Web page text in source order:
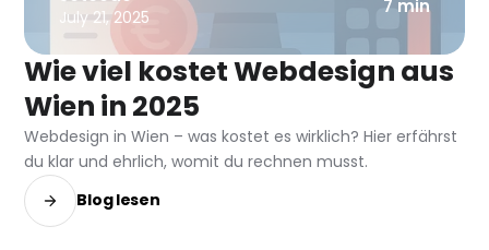
July 21, 2025 7 min
Wie viel kostet Webdesign aus
Wien in 2025
Webdesign in Wien – was kostet es wirklich? Hier erfährst
du klar und ehrlich, womit du rechnen musst.
Blog lesen